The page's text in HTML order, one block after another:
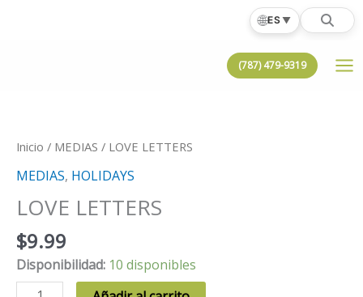
🌐ES▼
(787) 479-9319
Inicio / MEDIAS / LOVE LETTERS
MEDIAS, HOLIDAYS
LOVE LETTERS
$9.99
Disponibilidad: 10 disponibles
LOVE